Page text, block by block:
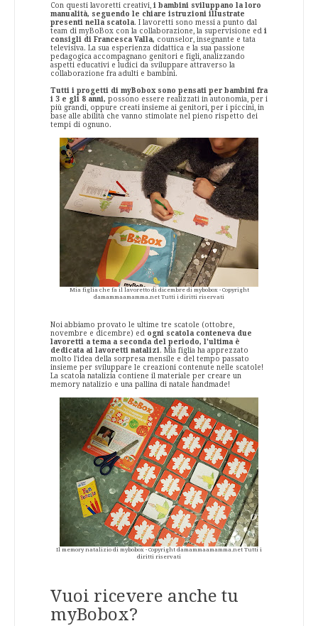
Con questi lavoretti creativi, i bambini sviluppano la loro
manualità, seguendo le chiare istruzioni illustrate
presenti nella scatola. I lavoretti sono messi a punto dal
team di myBoBox con la collaborazione, la supervisione ed i
consigli di Francesca Valla, counselor, insegnante e tata
televisiva. La sua esperienza didattica e la sua passione
pedagogica accompagnano genitori e figli, analizzando
aspetti educativi e ludici da sviluppare attraverso la
collaborazione fra adulti e bambini.
Tutti i progetti di myBobox sono pensati per bambini fra
i 3 e gli 8 anni, possono essere realizzati in autonomia, per i
più grandi, oppure creati insieme ai genitori, per i piccini, in
base alle abilità che vanno stimolate nel pieno rispetto dei
tempi di ognuno.
Mia figlia che fa il lavoretto di dicembre di mybobox - Copyright
damammaamamma.net Tutti i diritti riservati
Noi abbiamo provato le ultime tre scatole (ottobre,
novembre e dicembre) ed ogni scatola conteneva due
lavoretti a tema a seconda del periodo, l'ultima è
dedicata ai lavoretti natalizi. Mia figlia ha apprezzato
molto l'idea della sorpresa mensile e del tempo passato
insieme per sviluppare le creazioni contenute nelle scatole!
La scatola natalizia contiene il materiale per creare un
memory natalizio e una pallina di natale handmade!
Il memory natalizio di mybobox - Copyright damammaamamma.net Tutti i
diritti riservati
Vuoi ricevere anche tu
myBobox?